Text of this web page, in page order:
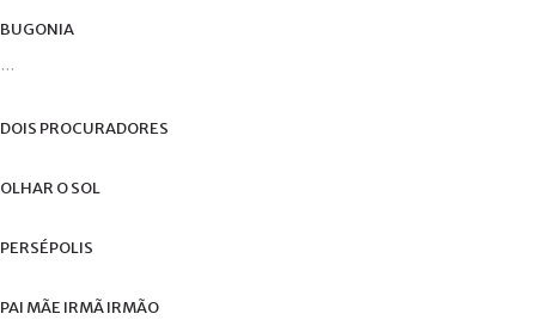
BUGONIA
...
DOIS PROCURADORES
OLHAR OSOL
PERSÉPOLIS
PAI MÃE IRMÃIRMÃO